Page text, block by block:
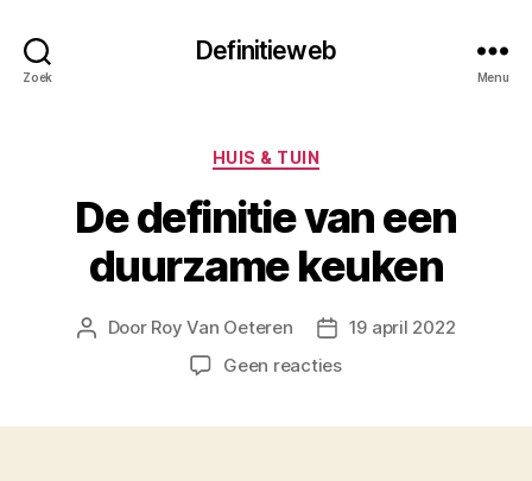
Zoek
Definitieweb
Menu
Categorieën
HUIS & TUIN
De definitie van een
duurzame keuken
Berichtauteur
Door Roy Van Oeteren Berichtdatum
19 april 2022
Geen reactiesop